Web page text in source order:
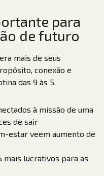
para
de futuro
mais de seus
conexão e
das 9 às 5.
à missão de uma
de sair
estar veem aumento de
mais lucrativos para as